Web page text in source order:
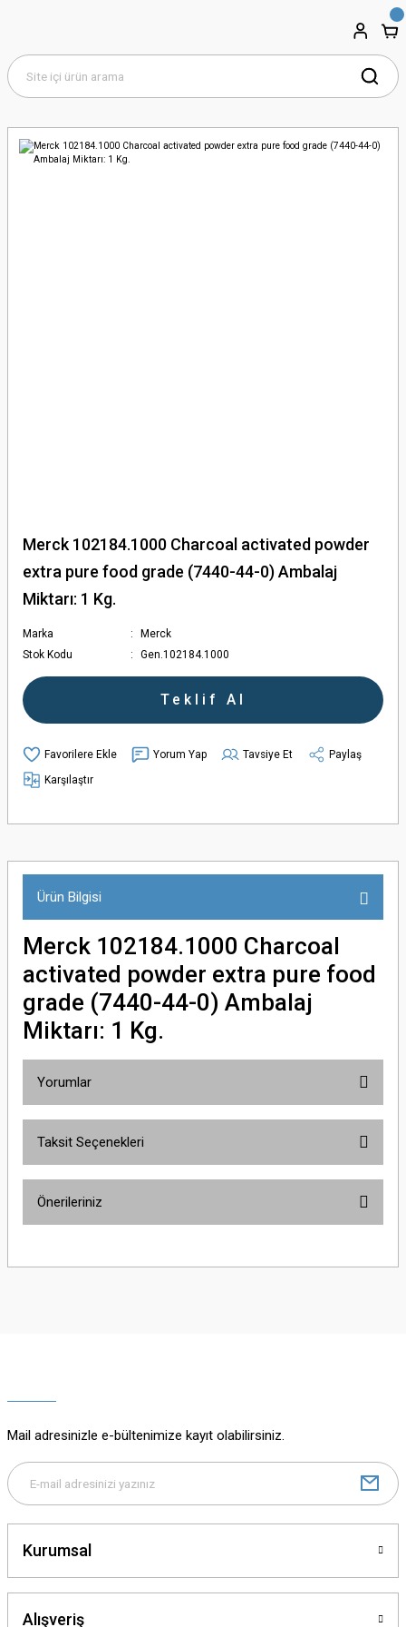
Merck 102184.1000 Charcoal activated powder
extra pure food grade (7440-44-0) Ambalaj
Miktarı: 1 Kg.
Marka
Merck
Stok Kodu
Gen.102184.1000
Teklif Al
Yorum Yap Tavsiye Et
Paylaş
Karşılaştır
Ürün Bilgisi
Merck 102184.1000 Charcoal
activated powder extra pure food
grade (7440-44-0) Ambalaj
Miktarı: 1 Kg.
Yorumlar
Taksit Seçenekleri
Önerileriniz
yetersiz gördüğünüz noktaları öneri formunu kullanarak tarafımıza
Bu ürüne benzer farklı alternatifler olmalı.
Mail adresinizle e-bültenimize kayıt olabilirsiniz.
Kurumsal
Alışveriş